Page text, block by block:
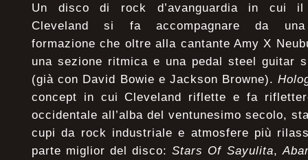
Un disco di rock d’avanguardia in cui il
Cleveland si fa accompagnare da una
formazione che oltre alla cantante Amy X
una sezione ritmica e una pedal steel guitar
(già con David Bowie e Jackson Browne).
concept in cui Cleveland riflette e fa
occidentale all’alba del ventunesimo secolo,
cupi da rock industriale e atmosfere più
parte miglior del disco:Stars Of Sayulita,